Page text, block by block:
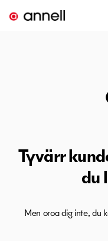
Tyvärr
du
Men oroa dig inte, du